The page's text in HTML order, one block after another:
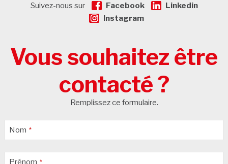
Suivez-nous sur Facebook
Linkedin
Instagram
Vous souhaitez être
contacté ?
Remplissez ce formulaire.
Nom *
Prénom *